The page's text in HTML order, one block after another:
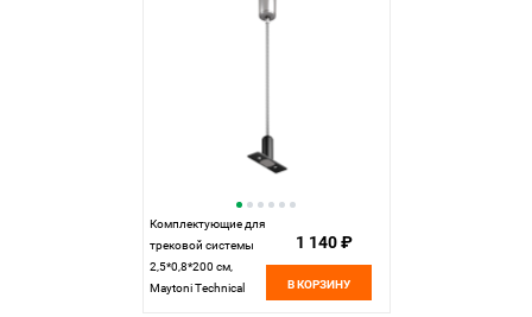
Комплектующие для
трековой системы
2,5*0,8*200 см,
Maytoni Technical
1 140 ₽
В КОРЗИНУ